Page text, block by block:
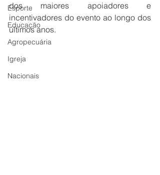
Esporte
Educação
Agropecuária
Igreja
Nacionais
dos maiores apoiadores e
incentivadores do evento ao longo dos
últimos anos.